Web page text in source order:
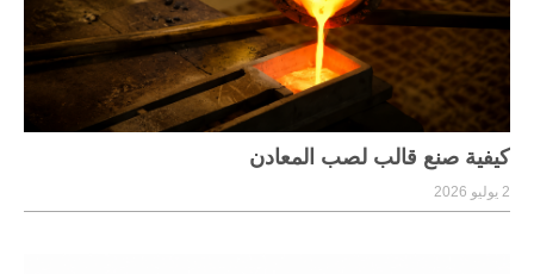
كيفية صنع قالب لصب المعادن
2 يوليو 2026